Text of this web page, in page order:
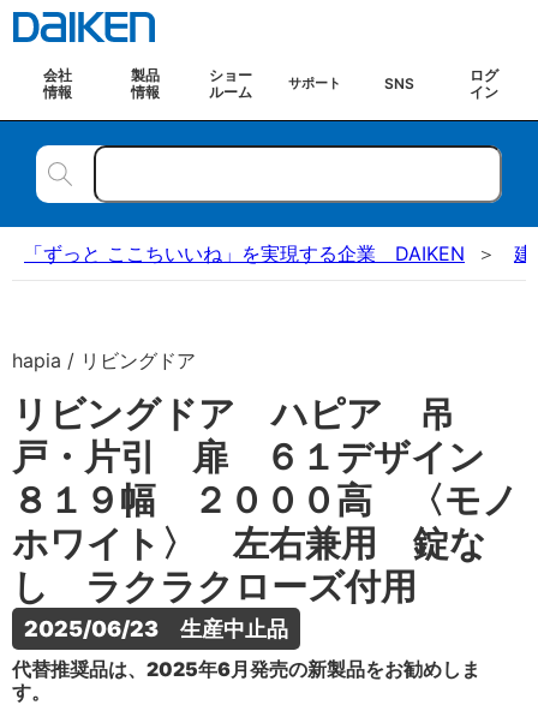
会社
情報
製品
情報
ショー
ルーム
サポート SNS
ログ
イン
「ずっと ここちいいね」を実現する企業 DAIKEN 建
hapia / リビングドア
リビングドア ハピア 吊
戸・片引 扉 ６１デザイン
８１９幅 ２０００高 〈モノ
ホワイト〉 左右兼用 錠な
し ラクラクローズ付用
2025/06/23　生産中止品
代替推奨品は、2025年6月発売の新製品をお勧めしま
す。